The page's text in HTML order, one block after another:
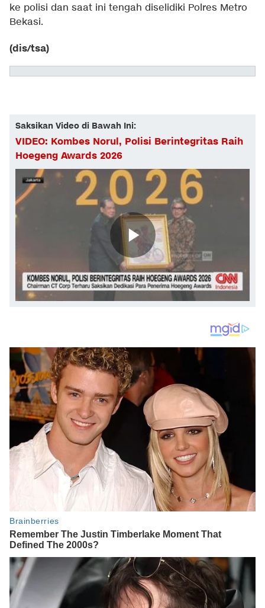
ke polisi dan saat ini tengah diselidiki Polres Metro
Bekasi.
(dis/tsa)
Saksikan Video di Bawah Ini:
VIDEO: Kombes Norul, Polisi Berintegritas Raih
Hoegeng Awards 2026